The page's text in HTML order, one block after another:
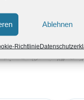
Ablehnen
Richtlinie